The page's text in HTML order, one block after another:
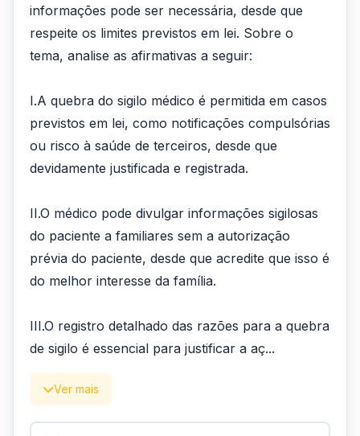
informações pode ser necessária, desde que
respeite os limites previstos em lei. Sobre o
tema, analise as afirmativas a seguir:
I.A quebra do sigilo médico é permitida em casos
previstos em lei, como notificações compulsórias
ou risco à saúde de terceiros, desde que
devidamente justificada e registrada.
II.O médico pode divulgar informações sigilosas
do paciente a familiares sem a autorização
prévia do paciente, desde que acredite que isso é
do melhor interesse da família.
III.O registro detalhado das razões para a quebra
de sigilo é essencial para justificar a aç...
Ver mais